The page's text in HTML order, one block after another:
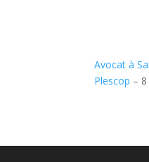
Avocat à
Plescop –